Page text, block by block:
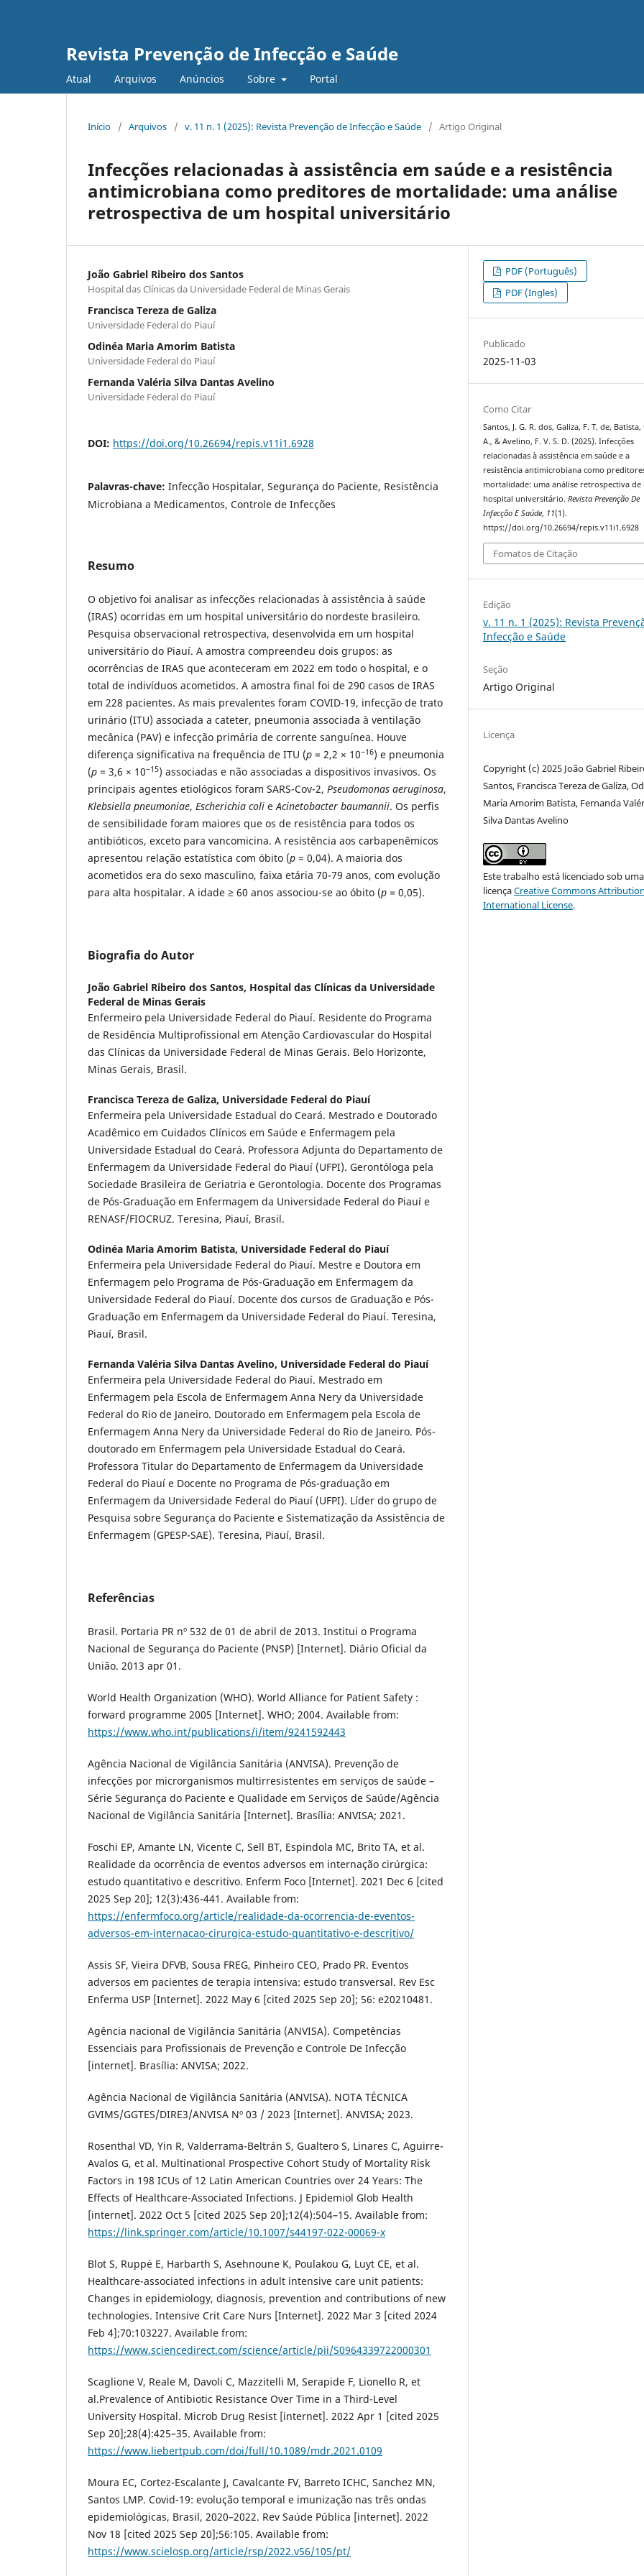
Revista Prevenção de Infecção e Saúde
Atual Arquivos Anúncios Sobre Portal
Início / Arquivos / v. 11 n. 1 (2025): Revista Prevenção de Infecção e Saúde / Artigo Original
Infecções relacionadas à assistência em saúde e a resistência
antimicrobiana como preditores de mortalidade: uma análise
retrospectiva de um hospital universitário
João Gabriel Ribeiro dos Santos
Hospital das Clínicas da Universidade Federal de Minas Gerais
Francisca Tereza de Galiza
Universidade Federal do Piauí
Odinéa Maria Amorim Batista
Universidade Federal do Piauí
Fernanda Valéria Silva Dantas Avelino
Universidade Federal do Piauí
DOI: https://doi.org/10.26694/repis.v11i1.6928
Palavras-chave: Infecção Hospitalar, Segurança do Paciente, Resistência
Microbiana a Medicamentos, Controle de Infecções
Resumo
O objetivo foi analisar as infecções relacionadas à assistência à saúde
(IRAS) ocorridas em um hospital universitário do nordeste brasileiro.
Pesquisa observacional retrospectiva, desenvolvida em um hospital
universitário do Piauí. A amostra compreendeu dois grupos: as
ocorrências de IRAS que aconteceram em 2022 em todo o hospital, e o
total de indivíduos acometidos. A amostra final foi de 290 casos de IRAS
em 228 pacientes. As mais prevalentes foram COVID-19, infecção de trato
urinário (ITU) associada a cateter, pneumonia associada à ventilação
mecânica (PAV) e infecção primária de corrente sanguínea. Houve
diferença significativa na frequência de ITU (p = 2,2 × 10−16) e pneumonia
(p = 3,6 × 10−15) associadas e não associadas a dispositivos invasivos. Os
principais agentes etiológicos foram SARS-Cov-2, Pseudomonas aeruginosa,
Klebsiella pneumoniae, Escherichia coli eAcinetobacter baumannii. Os perfis
de sensibilidade foram maiores que os de resistência para todos os
antibióticos, exceto para vancomicina. A resistência aos carbapenêmicos
apresentou relação estatística com óbito (p = 0,04). A maioria dos
acometidos era do sexo masculino, faixa etária 70-79 anos, com evolução
para alta hospitalar. A idade ≥ 60 anos associou-se ao óbito (p = 0,05).
Biografia do Autor
João Gabriel Ribeiro dos Santos, Hospital das Clínicas da Universidade
Federal de Minas Gerais
Enfermeiro pela Universidade Federal do Piauí. Residente do Programa
de Residência Multiprofissional em Atenção Cardiovascular do Hospital
das Clínicas da Universidade Federal de Minas Gerais. Belo Horizonte,
Minas Gerais, Brasil.
Francisca Tereza de Galiza, Universidade Federal do Piauí
Enfermeira pela Universidade Estadual do Ceará. Mestrado e Doutorado
Acadêmico em Cuidados Clínicos em Saúde e Enfermagem pela
Universidade Estadual do Ceará. Professora Adjunta do Departamento de
Enfermagem da Universidade Federal do Piauí (UFPI). Gerontóloga pela
Sociedade Brasileira de Geriatria e Gerontologia. Docente dos Programas
de Pós-Graduação em Enfermagem da Universidade Federal do Piauí e
RENASF/FIOCRUZ. Teresina, Piauí, Brasil.
Odinéa Maria Amorim Batista, Universidade Federal do Piauí
Enfermeira pela Universidade Federal do Piauí. Mestre e Doutora em
Enfermagem pelo Programa de Pós-Graduação em Enfermagem da
Universidade Federal do Piauí. Docente dos cursos de Graduação e Pós-
Graduação em Enfermagem da Universidade Federal do Piauí. Teresina,
Piauí, Brasil.
Fernanda Valéria Silva Dantas Avelino, Universidade Federal do Piauí
Enfermeira pela Universidade Federal do Piauí. Mestrado em
Enfermagem pela Escola de Enfermagem Anna Nery da Universidade
Federal do Rio de Janeiro. Doutorado em Enfermagem pela Escola de
Enfermagem Anna Nery da Universidade Federal do Rio de Janeiro. Pós-
doutorado em Enfermagem pela Universidade Estadual do Ceará.
Professora Titular do Departamento de Enfermagem da Universidade
Federal do Piauí e Docente no Programa de Pós-graduação em
Enfermagem da Universidade Federal do Piauí (UFPI). Líder do grupo de
Pesquisa sobre Segurança do Paciente e Sistematização da Assistência de
Enfermagem (GPESP-SAE). Teresina, Piauí, Brasil.
Referências
Brasil. Portaria PR nº 532 de 01 de abril de 2013. Institui o Programa
Nacional de Segurança do Paciente (PNSP) [Internet]. Diário Oficial da
União. 2013 apr 01.
World Health Organization (WHO). World Alliance for Patient Safety :
forward programme 2005 [Internet]. WHO; 2004. Available from:
https://www.who.int/publications/i/item/9241592443
Agência Nacional de Vigilância Sanitária (ANVISA). Prevenção de
infecções por microrganismos multirresistentes em serviços de saúde –
Série Segurança do Paciente e Qualidade em Serviços de Saúde/Agência
Nacional de Vigilância Sanitária [Internet]. Brasília: ANVISA; 2021.
Foschi EP, Amante LN, Vicente C, Sell BT, Espindola MC, Brito TA, et al.
Realidade da ocorrência de eventos adversos em internação cirúrgica:
estudo quantitativo e descritivo. Enferm Foco [Internet]. 2021 Dec 6 [cited
2025 Sep 20]; 12(3):436-441. Available from:
https://enfermfoco.org/article/realidade-da-ocorrencia-de-eventos-
adversos-em-internacao-cirurgica-estudo-quantitativo-e-descritivo/
Assis SF, Vieira DFVB, Sousa FREG, Pinheiro CEO, Prado PR. Eventos
adversos em pacientes de terapia intensiva: estudo transversal. Rev Esc
Enferma USP [Internet]. 2022 May 6 [cited 2025 Sep 20]; 56: e20210481.
Agência nacional de Vigilância Sanitária (ANVISA). Competências
Essenciais para Profissionais de Prevenção e Controle De Infecção
[internet]. Brasília: ANVISA; 2022.
Agência Nacional de Vigilância Sanitária (ANVISA). NOTA TÉCNICA
GVIMS/GGTES/DIRE3/ANVISA Nº 03 / 2023 [Internet]. ANVISA; 2023.
Rosenthal VD, Yin R, Valderrama-Beltrán S, Gualtero S, Linares C, Aguirre-
Avalos G, et al. Multinational Prospective Cohort Study of Mortality Risk
Factors in 198 ICUs of 12 Latin American Countries over 24 Years: The
Effects of Healthcare-Associated Infections. J Epidemiol Glob Health
[internet]. 2022 Oct 5 [cited 2025 Sep 20];12(4):504–15. Available from:
https://link.springer.com/article/10.1007/s44197-022-00069-x
Blot S, Ruppé E, Harbarth S, Asehnoune K, Poulakou G, Luyt CE, et al.
Healthcare-associated infections in adult intensive care unit patients:
Changes in epidemiology, diagnosis, prevention and contributions of new
technologies. Intensive Crit Care Nurs [Internet]. 2022 Mar 3 [cited 2024
Feb 4];70:103227. Available from:
https://www.sciencedirect.com/science/article/pii/S0964339722000301
Scaglione V, Reale M, Davoli C, Mazzitelli M, Serapide F, Lionello R, et
al.Prevalence of Antibiotic Resistance Over Time in a Third-Level
University Hospital. Microb Drug Resist [internet]. 2022 Apr 1 [cited 2025
Sep 20];28(4):425–35. Available from:
https://www.liebertpub.com/doi/full/10.1089/mdr.2021.0109
Moura EC, Cortez-Escalante J, Cavalcante FV, Barreto ICHC, Sanchez MN,
Santos LMP. Covid-19: evolução temporal e imunização nas três ondas
epidemiológicas, Brasil, 2020–2022. Rev Saúde Pública [internet]. 2022
Nov 18 [cited 2025 Sep 20];56:105. Available from:
https://www.scielosp.org/article/rsp/2022.v56/105/pt/
PDF (Português)
PDF (Ingles)
Publicado
2025-11-03
Como Citar
Santos, J. G. R. dos, Galiza, F. T. de, Batista,
A., & Avelino, F. V. S. D. (2025). Infecções
relacionadas à assistência em saúde e a
resistência antimicrobiana como
mortalidade: uma análise retrospectiva de
hospital universitário.Revista Prevenção De
Infecção E Saúde, 11(1).
https://doi.org/10.26694/repis.v11i1.6928
Fomatos de Citação
Edição
v. 11 n. 1 (2025): Revista
Infecção e Saúde
Seção
Artigo Original
Licença
Copyright (c) 2025 João Gabriel
Santos, Francisca Tereza de Galiza,
Maria Amorim Batista, Fernanda
Silva Dantas Avelino
Este trabalho está licenciado sob uma
licençaCreative Commons
International License.